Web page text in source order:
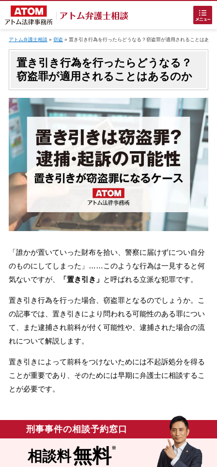
ホームに戻る
刑事事件 でお困りの方
刑事事件の無料相談
接見・面会を弁護士に依頼
アトムについて 知りたい方
弁護士紹介
弁護士費用
アクセス
解決実績
ご依頼者からのお手紙
無料相談の口コミ評判
アトム弁護士相談 » 窃盗 » 置き引き行為を行ったらどうなる？窃盗罪が適用されることはある
置き引き行為を行ったらどうなる？
窃盗罪が適用されることはあるのか
「誰かが置いていった財布を拾い、警察に届けずについ自分
のものにしてしまった」……このような行為は一見すると何
気ないですが、
「置き引き」 と呼ばれる立派な犯罪です。
置き引き行為を行った場合、窃盗罪となるのでしょうか。こ
の記事では、置き引きにより問われる可能性のある罪につい
て、また逮捕され前科が付く可能性や、逮捕された場合の流
れについて解説します。
置き引きによって前科をつけないためには不起訴処分を得る
ことが重要であり、そのためには早期に弁護士に相談するこ
とが必要です。
刑事事件の相談予約窓口
相談料無料